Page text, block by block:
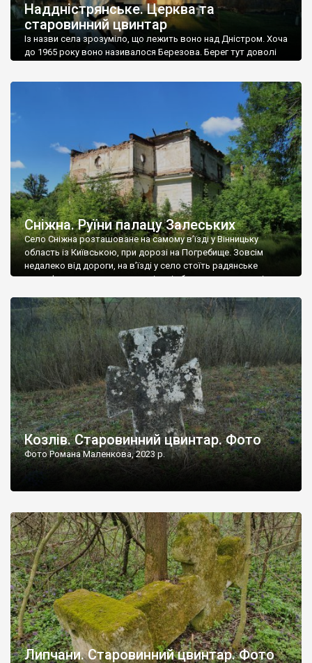
Наддністрянське. Церква та
старовинний цвинтар
Із назви села зрозуміло, що лежить воно над Дністром. Хоча
до 1965 року воно називалося Березова. Берег тут доволі
Наддністрянське відрізняється від більшості навколишніх
сіл. У селі є мурована Михайлівська церква. Точної дати […]
Сніжна. Руїни палацу Залеських
Село Сніжна розташоване на самому в’їзді у Вінницьку
область із Київською, при дорозі на Погребище. Зовсім
недалеко від дороги, на в’їзді у село стоїть радянське
рельєфне пано, яке показує жінку і яблуню, а трохи далі, десь
не видно, але видно дві стареньких колії у траві – […]
Козлів. Старовинний цвинтар. Фото
Фото Романа Маленкова, 2023 р.
Липчани. Старовинний цвинтар. Фото